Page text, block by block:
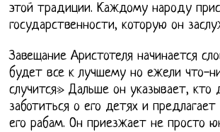
этой традиции. Каждому народу
государственности, которую он
Завещание Аристотеля начинается
будет все к лучшему но ежели что-
случится» Дальше он указывает, кто
заботиться о его детях и
его рабам. Он приезжает не просто